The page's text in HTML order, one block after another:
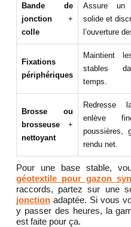
Bande de
jonction +
colle
Assure un
solide et
l’ouverture
Fixations
périphériques
Maintient
stables
temps.
Brosse ou
brosseuse +
nettoyant
Redresse
enlève
poussières,
rendu net.
Pour une base stable,
géotextile pour gazon
raccords, partez sur une
jonction adaptée. Si vous
y passer des heures, la
est faite pour ça.